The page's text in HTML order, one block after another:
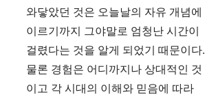
와닿았던 것은 오늘날의 자유 개념에
이르기까지 그야말로 엄청난 시간이
걸렸다는 것을 알게 되었기 때문이다.
물론 경험은 어디까지나 상대적인 것
이고 각 시대의 이해와 믿음에 따라